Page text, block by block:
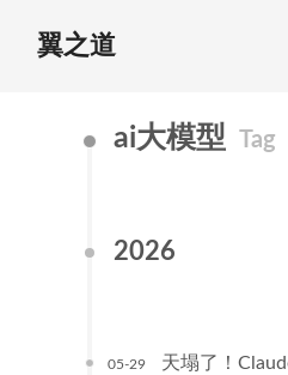
翼之道
ai大模型 Tag
2026
05-29 天塌了！